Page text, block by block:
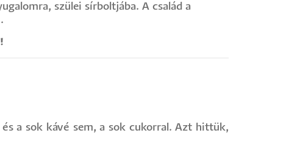
szülei sírboltjába. A család a
a sok kávé sem, a sok cukorral. Azt hittük,